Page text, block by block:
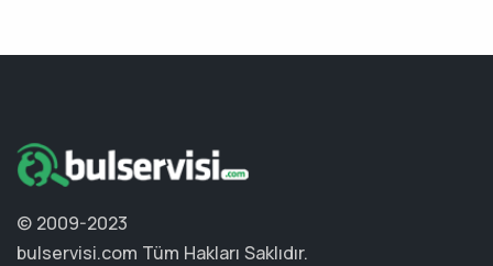
© 2009-2023
bulservisi.com Tüm Hakları Saklıdır.